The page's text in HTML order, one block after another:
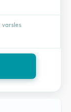
varsles